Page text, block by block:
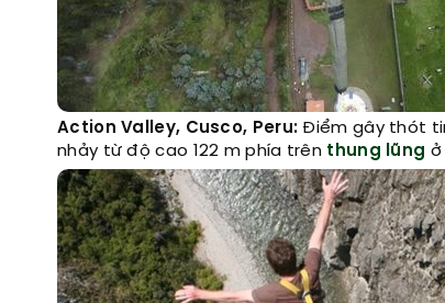
Action Valley, Cusco, Peru: Điểm gây thót
nhảy từ độ cao 122 m phía trên thung lũng ở